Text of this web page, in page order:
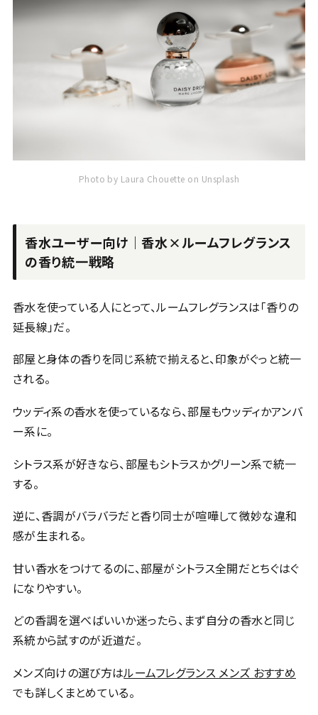
Photo by Laura Chouette on Unsplash
香水ユーザー向け｜香水×ルームフレグランス
の香り統一戦略
香水を使っている人にとって、ルームフレグランスは「香りの
延長線」だ。
部屋と身体の香りを同じ系統で揃えると、印象がぐっと統一
される。
ウッディ系の香水を使っているなら、部屋もウッディかアンバ
ー系に。
シトラス系が好きなら、部屋もシトラスかグリーン系で統一
する。
逆に、香調がバラバラだと香り同士が喧嘩して微妙な違和
感が生まれる。
甘い香水をつけてるのに、部屋がシトラス全開だとちぐはぐ
になりやすい。
どの香調を選べばいいか迷ったら、まず自分の香水と同じ
系統から試すのが近道だ。
メンズ向けの選び方はルームフレグランス メンズ おすすめ
でも詳しくまとめている。